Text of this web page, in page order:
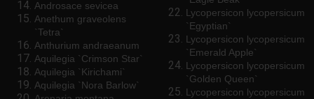
Androsace sevicea
Anethum graveolens
`Tetra`
Anthurium andraeanum
Aquilegia `Crimson Star`
Aquilegia `Kirichami`
Aquilegia `Nora Barlow`
Lycopersicon lycopersicum
`Egyptian`
Lycopersicon lycopersicum
`Emerald Apple`
Lycopersicon lycopersicum
`Golden Queen`
Lycopersicon lycopersicum